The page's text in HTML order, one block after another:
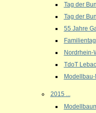
Tag der
Tag der
55 Jahre
Nordrhein-
TdoT
2015 ...